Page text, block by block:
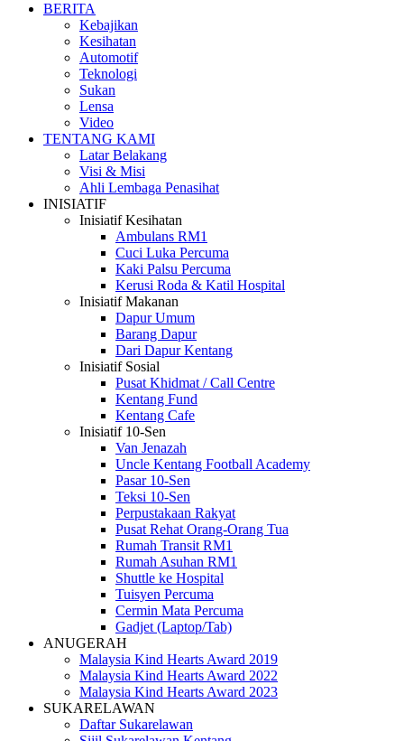
BERITA
Kebajikan
Kesihatan
Automotif
Teknologi
Sukan
Lensa
Video
TENTANG KAMI
Latar Belakang
Visi & Misi
Ahli Lembaga Penasihat
INISIATIF
Inisiatif Kesihatan
Ambulans RM1
Cuci Luka Percuma
Kaki Palsu Percuma
Kerusi Roda & Katil Hospital
Inisiatif Makanan
Dapur Umum
Barang Dapur
Dari Dapur Kentang
Inisiatif Sosial
Pusat Khidmat / Call Centre
Kentang Fund
Kentang Cafe
Inisiatif 10-Sen
Van Jenazah
Uncle Kentang Football Academy
Pasar 10-Sen
Teksi 10-Sen
Perpustakaan Rakyat
Pusat Rehat Orang-Orang Tua
Rumah Transit RM1
Rumah Asuhan RM1
Shuttle ke Hospital
Tuisyen Percuma
Cermin Mata Percuma
Gadjet (Laptop/Tab)
ANUGERAH
Malaysia Kind Hearts Award 2019
Malaysia Kind Hearts Award 2022
Malaysia Kind Hearts Award 2023
SUKARELAWAN
Daftar Sukarelawan